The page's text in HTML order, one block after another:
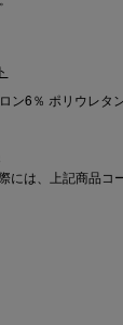
ン6％ ポリウレタ
には、上記商品コ